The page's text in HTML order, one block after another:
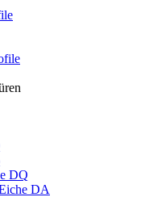
DQ
DA